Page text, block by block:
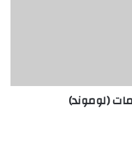
(لوموند)